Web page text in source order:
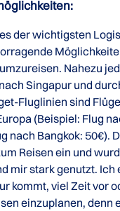
der wichtigsten
Nahezu
Singapur und
Fluglinien sind
(Beispiel: Flug
nach Bangkok: 50€).
Reisen ein und
mir stark genutzt. Ich
kommt, viel Zeit vor
einzuplanen, denn